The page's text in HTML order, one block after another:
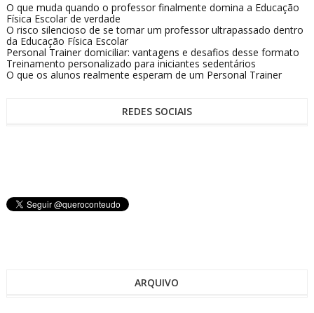
O que muda quando o professor finalmente domina a Educação
Física Escolar de verdade
O risco silencioso de se tornar um professor ultrapassado dentro
da Educação Física Escolar
Personal Trainer domiciliar: vantagens e desafios desse formato
Treinamento personalizado para iniciantes sedentários
O que os alunos realmente esperam de um Personal Trainer
REDES SOCIAIS
ARQUIVO